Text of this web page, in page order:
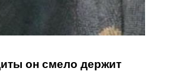
он смело держит